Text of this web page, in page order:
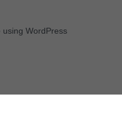
WordPress